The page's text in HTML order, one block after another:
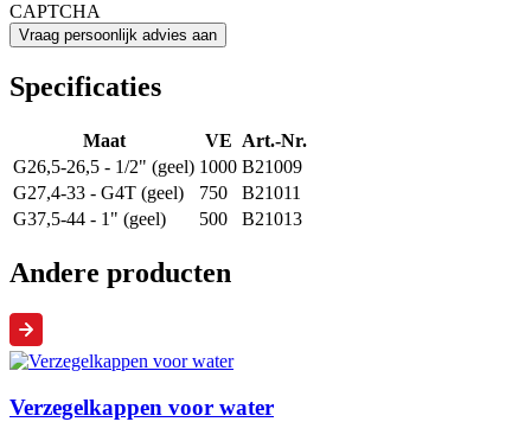
CAPTCHA
Specificaties
Maat VE Art.-Nr.
G26,5-26,5 - 1/2" (geel) 1000 B21009
G27,4-33 - G4T (geel)
750
B21011
G37,5-44 - 1" (geel)
500 B21013
Andere producten
Verzegelkappen voor water